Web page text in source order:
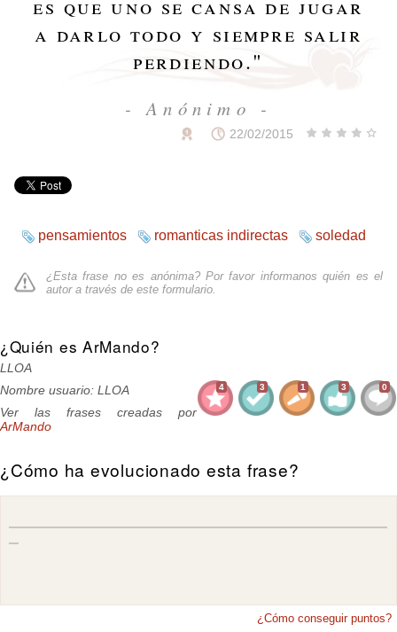
es que uno se cansa de jugar
a darlo todo y siempre salir
perdiendo."
- Anónimo -
22/02/2015
pensamientos romanticas indirectas soledad
¿Esta frase no es anónima? Por favor informanos quién es el
autor a través de este formulario.
¿Quién es ArMando?
LLOA
4 3 1 3 0
Nombre usuario: LLOA
Ver las frases creadas por
ArMando
¿Cómo ha evolucionado esta frase?
¿Cómo conseguir puntos?